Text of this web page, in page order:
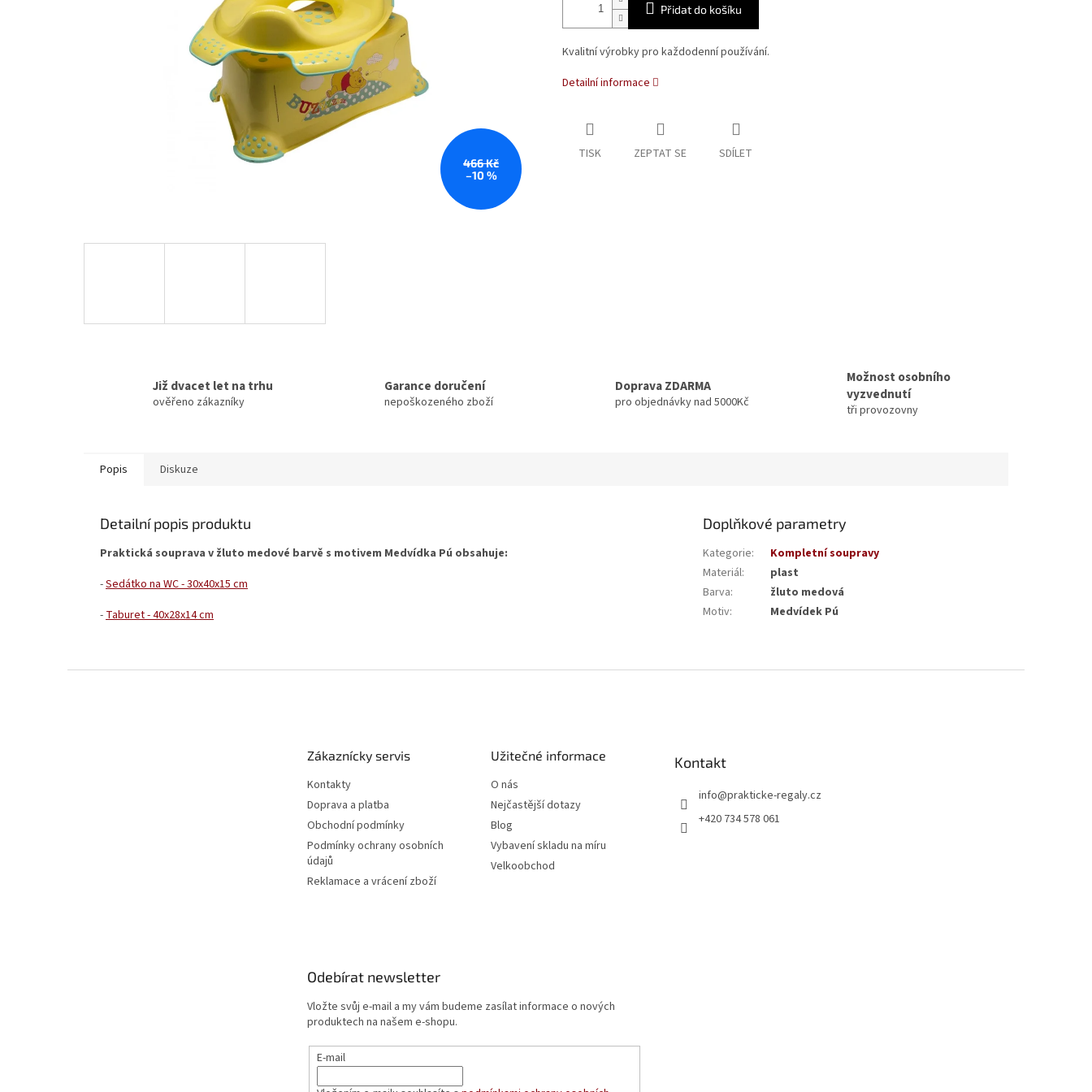
466 Kč
–10 %
Přidat do košíku
Kvalitní výrobky pro každodenní používání.
Detailní informace
TISK ZEPTAT SE SDÍLET
Již dvacet let na trhu
ověřeno zákazníky
Garance doručení
nepoškozeného zboží
Doprava ZDARMA
pro objednávky nad 5000Kč
Možnost osobního
vyzvednutí
tři provozovny
Popis Diskuze
Detailní popis produktu
Praktická souprava v žluto medové barvě s motivem Medvídka Pú obsahuje:
-Sedátko na WC - 30x40x15 cm
-Taburet - 40x28x14 cm
Doplňkové parametry
Kategorie:
Kompletní soupravy
Materiál:
plast
Barva:
žluto medová
Motiv: Medvídek Pú
Zákaznícky servis
Kontakty
Doprava a platba
Obchodní podmínky
Podmínky ochrany osobních
údajů
Reklamace a vrácení zboží
Užitečné informace
O nás
Nejčastější dotazy
Blog
Vybavení skladu na míru
Velkoobchod
Kontakt
info@prakticke-regaly.cz
+420 734 578 061
Odebírat newsletter
Vložte svůj e-mail a my vám budeme zasílat informace o nových
produktech na našem e-shopu.
E-mail